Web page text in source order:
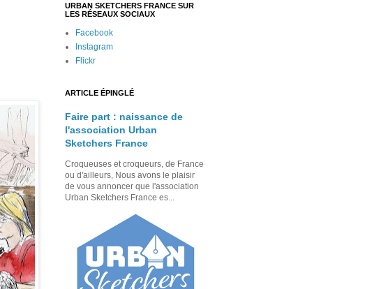
URBAN SKETCHERS FRANCE SUR
LES RÉSEAUX SOCIAUX
Facebook
Instagram
Flickr
ARTICLE ÉPINGLÉ
Faire part : naissance de
l'association Urban
Sketchers France
Croqueuses et croqueurs, de France
ou d'ailleurs, Nous avons le plaisir
de vous annoncer que l'association
Urban Sketchers France es...